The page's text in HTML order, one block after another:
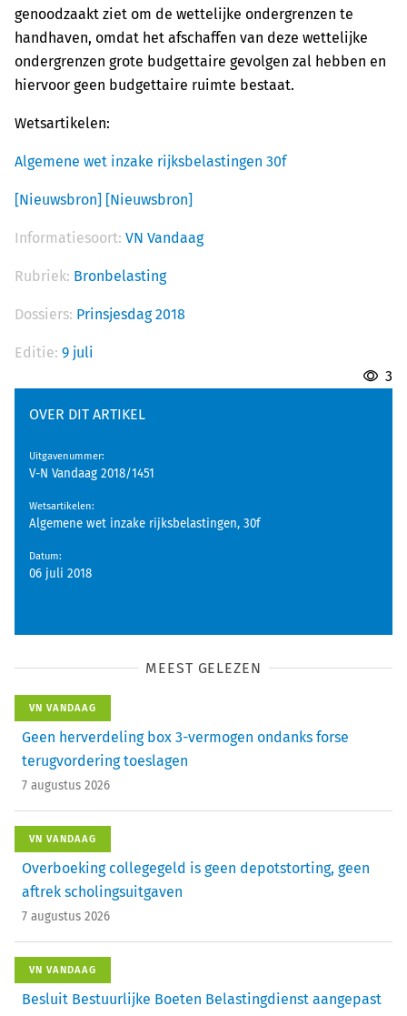
genoodzaakt ziet om de wettelijke ondergrenzen te
handhaven, omdat het afschaffen van deze wettelijke
ondergrenzen grote budgettaire gevolgen zal hebben en
hiervoor geen budgettaire ruimte bestaat.
Wetsartikelen:
Algemene wet inzake rijksbelastingen 30f
[Nieuwsbron] [Nieuwsbron]
Informatiesoort: VN Vandaag
Rubriek: Bronbelasting
Dossiers: Prinsjesdag 2018
Editie: 9 juli
3
OVER DIT ARTIKEL
Uitgavenummer:
V-N Vandaag 2018/1451
Wetsartikelen:
Algemene wet inzake rijksbelastingen, 30f
Datum:
06 juli 2018
MEEST GELEZEN
VN VANDAAG
Geen herverdeling box 3-vermogen ondanks forse
terugvordering toeslagen
7 augustus 2026
VN VANDAAG
Overboeking collegegeld is geen depotstorting, geen
aftrek scholingsuitgaven
7 augustus 2026
VN VANDAAG
Besluit Bestuurlijke Boeten Belastingdienst aangepast